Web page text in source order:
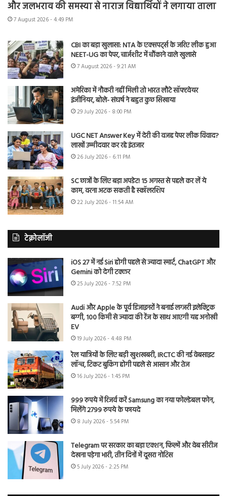
और जलभराव की समस्या से नाराज विद्यार्थियों ने लगाया ताला
7 August 2026 - 4:49 PM
CBI का बड़ा खुलासा: NTA के एक्सपर्ट्स के जरिए लीक हुआ
NEET-UG का पेपर, चार्जशीट में चौंकाने वाले खुलासे
7 August 2026 - 9:21 AM
अमेरिका में नौकरी नहीं मिली तो भारत लौटे सॉफ्टवेयर
इंजीनियर, बोले- संघर्ष ने बहुत कुछ सिखाया
29 July 2026 - 8:00 PM
UGC NET Answer Key में देरी की वजह पेपर लीक विवाद?
लाखों उम्मीदवार कर रहे इंतजार
26 July 2026 - 6:11 PM
SC छात्रों के लिए बड़ा अपडेट! 15 अगस्त से पहले कर लें ये
काम, वरना अटक सकती है स्कॉलरशिप
22 July 2026 - 11:54 AM
टेक्नोलॉजी
iOS 27 में नई Siri होगी पहले से ज्यादा स्मार्ट, ChatGPT और
Gemini को देगी टक्कर
25 July 2026 - 7:52 PM
Audi और Apple के पूर्व डिजाइनरों ने बनाई लग्जरी इलेक्ट्रिक
बग्गी, 100 किमी से ज्यादा की रेंज के साथ आएगी यह अनोखी
EV
19 July 2026 - 4:48 PM
रेल यात्रियों के लिए बड़ी खुशखबरी, IRCTC की नई वेबसाइट
लॉन्च, टिकट बुकिंग होगी पहले से आसान और तेज
16 July 2026 - 1:45 PM
999 रुपये में रिजर्व करें Samsung का नया फोल्डेबल फोन,
मिलेंगे 2799 रुपये के फायदे
8 July 2026 - 5:54 PM
Telegram पर सरकार का बड़ा एक्शन, फिल्में और वेब सीरीज
देखना पड़ेगा भारी, तीन दिनों में दूसरा नोटिस
5 July 2026 - 2:25 PM